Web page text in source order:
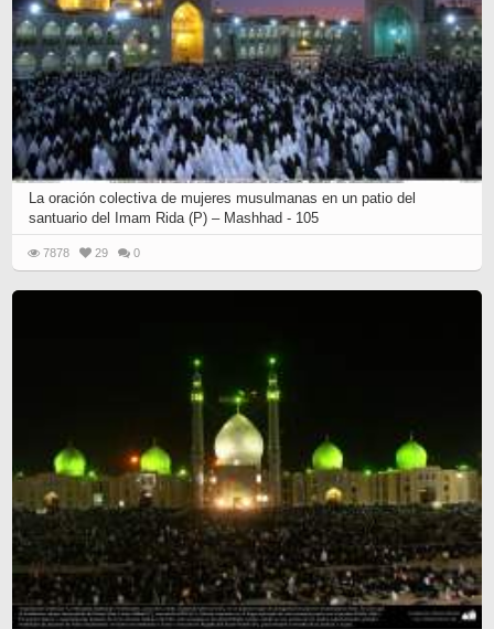
La oración colectiva de mujeres musulmanas en un patio del
santuario del Imam Rida (P) – Mashhad - 105
7878 29 0